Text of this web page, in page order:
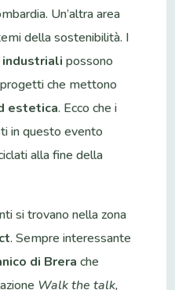
Un’altra area
della sostenibilità. I
possono
che mettono
estetica. Ecco che i
in questo evento
alla fine della
si trovano nella zona
. Sempre interessante
di Brera che
Walk the talk,